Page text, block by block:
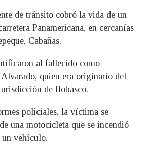
de tránsito cobró la vida de un
Panamericana, en cercanías
Cabañas.
al fallecido como
quien era originario del
de Ilobasco.
policiales, la víctima se
una motocicleta que se incendió
vehículo.